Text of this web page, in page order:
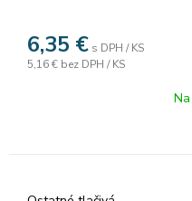
6,35 € s DPH / KS
5,16 € bez DPH / KS